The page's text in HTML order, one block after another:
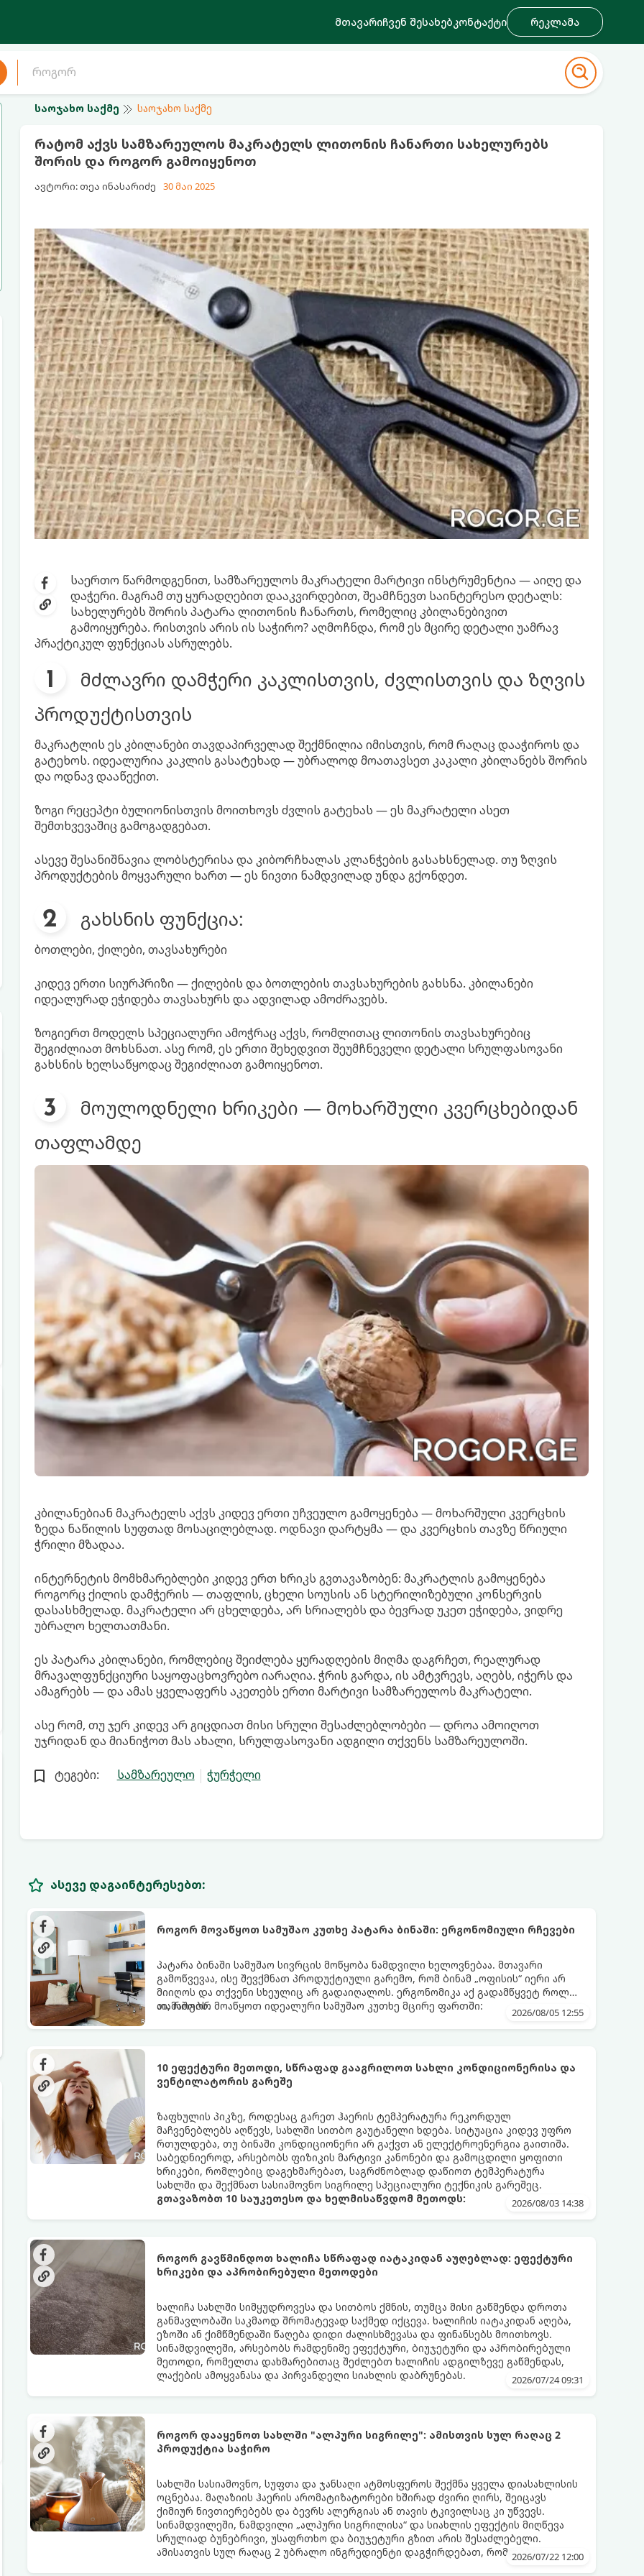
მთავარიჩვენ შესახებკონტაქტი რეკლამა
საოჯახო საქმე საოჯახო საქმე
რატომ აქვს სამზარეულოს მაკრატელს ლითონის ჩანართი სახელურებს
შორის და როგორ გამოიყენოთ
ავტორი: თეა ინასარიძე 30 მაი 2025
საერთო წარმოდგენით, სამზარეულოს მაკრატელი მარტივი ინსტრუმენტია — აიღე და
დაჭერი. მაგრამ თუ ყურადღებით დააკვირდებით, შეამჩნევთ საინტერესო დეტალს:
სახელურებს შორის პატარა ლითონის ჩანართს, რომელიც კბილანებივით
გამოიყურება. რისთვის არის ის საჭირო? აღმოჩნდა, რომ ეს მცირე დეტალი უამრავ
პრაქტიკულ ფუნქციას ასრულებს.
მძლავრი დამჭერი კაკლისთვის, ძვლისთვის და ზღვის
პროდუქტისთვის
მაკრატლის ეს კბილანები თავდაპირველად შექმნილია იმისთვის, რომ რაღაც დააჭიროს და
გატეხოს. იდეალურია კაკლის გასატეხად — უბრალოდ მოათავსეთ კაკალი კბილანებს შორის
და ოდნავ დააწექით.
ზოგი რეცეპტი ბულიონისთვის მოითხოვს ძვლის გატეხას — ეს მაკრატელი ასეთ
შემთხვევაშიც გამოგადგებათ.
ასევე შესანიშნავია ლობსტერისა და კიბორჩხალას კლანჭების გასახსნელად. თუ ზღვის
პროდუქტების მოყვარული ხართ — ეს ნივთი ნამდვილად უნდა გქონდეთ.
გახსნის ფუნქცია:
ბოთლები, ქილები, თავსახურები
კიდევ ერთი სიურპრიზი — ქილების და ბოთლების თავსახურების გახსნა. კბილანები
იდეალურად ეჭიდება თავსახურს და ადვილად ამოძრავებს.
ზოგიერთ მოდელს სპეციალური ამოჭრაც აქვს, რომლითაც ლითონის თავსახურებიც
შეგიძლიათ მოხსნათ. ასე რომ, ეს ერთი შეხედვით შეუმჩნეველი დეტალი სრულფასოვანი
გახსნის ხელსაწყოდაც შეგიძლიათ გამოიყენოთ.
მოულოდნელი ხრიკები — მოხარშული კვერცხებიდან
თაფლამდე
კბილანებიან მაკრატელს აქვს კიდევ ერთი უჩვეულო გამოყენება — მოხარშული კვერცხის
ზედა ნაწილის სუფთად მოსაცილებლად. ოდნავი დარტყმა — და კვერცხის თავზე წრიული
ჭრილი მზადაა.
ინტერნეტის მომხმარებლები კიდევ ერთ ხრიკს გვთავაზობენ: მაკრატლის გამოყენება
როგორც ქილის დამჭერის — თაფლის, ცხელი სოუსის ან სტერილიზებული კონსერვის
დასასხმელად. მაკრატელი არ ცხელდება, არ სრიალებს და ბევრად უკეთ ეჭიდება, ვიდრე
უბრალო ხელთათმანი.
ეს პატარა კბილანები, რომლებიც შეიძლება ყურადღების მიღმა დაგრჩეთ, რეალურად
მრავალფუნქციური საყოფაცხოვრებო იარაღია. ჭრის გარდა, ის ამტვრევს, აღებს, იჭერს და
ამაგრებს — და ამას ყველაფერს აკეთებს ერთი მარტივი სამზარეულოს მაკრატელი.
ასე რომ, თუ ჯერ კიდევ არ გიცდიათ მისი სრული შესაძლებლობები — დროა ამოიღოთ
უჯრიდან და მიანიჭოთ მას ახალი, სრულფასოვანი ადგილი თქვენს სამზარეულოში.
ტეგები: სამზარეულო ჭურჭელი
ასევე დაგაინტერესებთ:
როგორ მოვაწყოთ სამუშაო კუთხე პატარა ბინაში: ერგონომიული რჩევები
პატარა ბინაში სამუშაო სივრცის მოწყობა ნამდვილი ხელოვნებაა. მთავარი
გამოწვევაა, ისე შევქმნათ პროდუქტიული გარემო, რომ ბინამ „ოფისის“ იერი არ
მიიღოს და თქვენი სხეულიც არ გადაიღალოს. ერგონომიკა აქ გადამწყვეტ როლს
თამაშობს.
აი, როგორ მოაწყოთ იდეალური სამუშაო კუთხე მცირე ფართში: 2026/08/05 12:55
10 ეფექტური მეთოდი, სწრაფად გააგრილოთ სახლი კონდიციონერისა და
ვენტილატორის გარეშე
ზაფხულის პიკზე, როდესაც გარეთ ჰაერის ტემპერატურა რეკორდულ
მაჩვენებლებს აღწევს, სახლში სითბო გაუტანელი ხდება. სიტუაცია კიდევ უფრო
რთულდება, თუ ბინაში კონდიციონერი არ გაქვთ ან ელექტროენერგია გაითიშა.
საბედნიეროდ, არსებობს ფიზიკის მარტივი კანონები და გამოცდილი ყოფითი
ხრიკები, რომლებიც დაგეხმარებათ, საგრძნობლად დაწიოთ ტემპერატურა
სახლში და შექმნათ სასიამოვნო სიგრილე სპეციალური ტექნიკის გარეშეც.
გთავაზობთ 10 საუკეთესო და ხელმისაწვდომ მეთოდს:
2026/08/03 14:38
როგორ გავწმინდოთ ხალიჩა სწრაფად იატაკიდან აუღებლად: ეფექტური
ხრიკები და აპრობირებული მეთოდები
ხალიჩა სახლში სიმყუდროვესა და სითბოს ქმნის, თუმცა მისი გაწმენდა დროთა
განმავლობაში საკმაოდ შრომატევად საქმედ იქცევა. ხალიჩის იატაკიდან აღება,
ეზოში ან ქიმწმენდაში წაღება დიდი ძალისხმევასა და ფინანსებს მოითხოვს.
სინამდვილეში, არსებობს რამდენიმე ეფექტური, ბიუჯეტური და აპრობირებული
მეთოდი, რომელთა დახმარებითაც შეძლებთ ხალიჩის ადგილზევე გაწმენდას,
ლაქების ამოყვანასა და პირვანდელი სიახლის დაბრუნებას.
2026/07/24 09:31
როგორ დააყენოთ სახლში "ალპური სიგრილე": ამისთვის სულ რაღაც 2
პროდუქტია საჭირო
სახლში სასიამოვნო, სუფთა და ჯანსაღი ატმოსფეროს შექმნა ყველა დიასახლისის
ოცნებაა. მაღაზიის ჰაერის არომატიზატორები ხშირად ძვირი ღირს, შეიცავს
ქიმიურ ნივთიერებებს და ბევრს ალერგიას ან თავის ტკივილსაც კი უწვევს.
სინამდვილეში, ნამდვილი „ალპური სიგრილისა“ და სიახლის ეფექტის მიღწევა
სრულიად ბუნებრივი, უსაფრთხო და ბიუჯეტური გზით არის შესაძლებელი.
ამისათვის სულ რაღაც 2 უბრალო ინგრედიენტი დაგჭირდებათ, რომლებიც2026/07/22 12:00